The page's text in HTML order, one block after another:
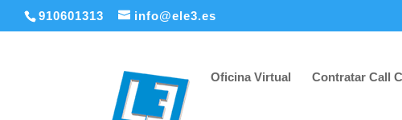
910601313 info@ele3.es
Oficina Virtual Contratar Call